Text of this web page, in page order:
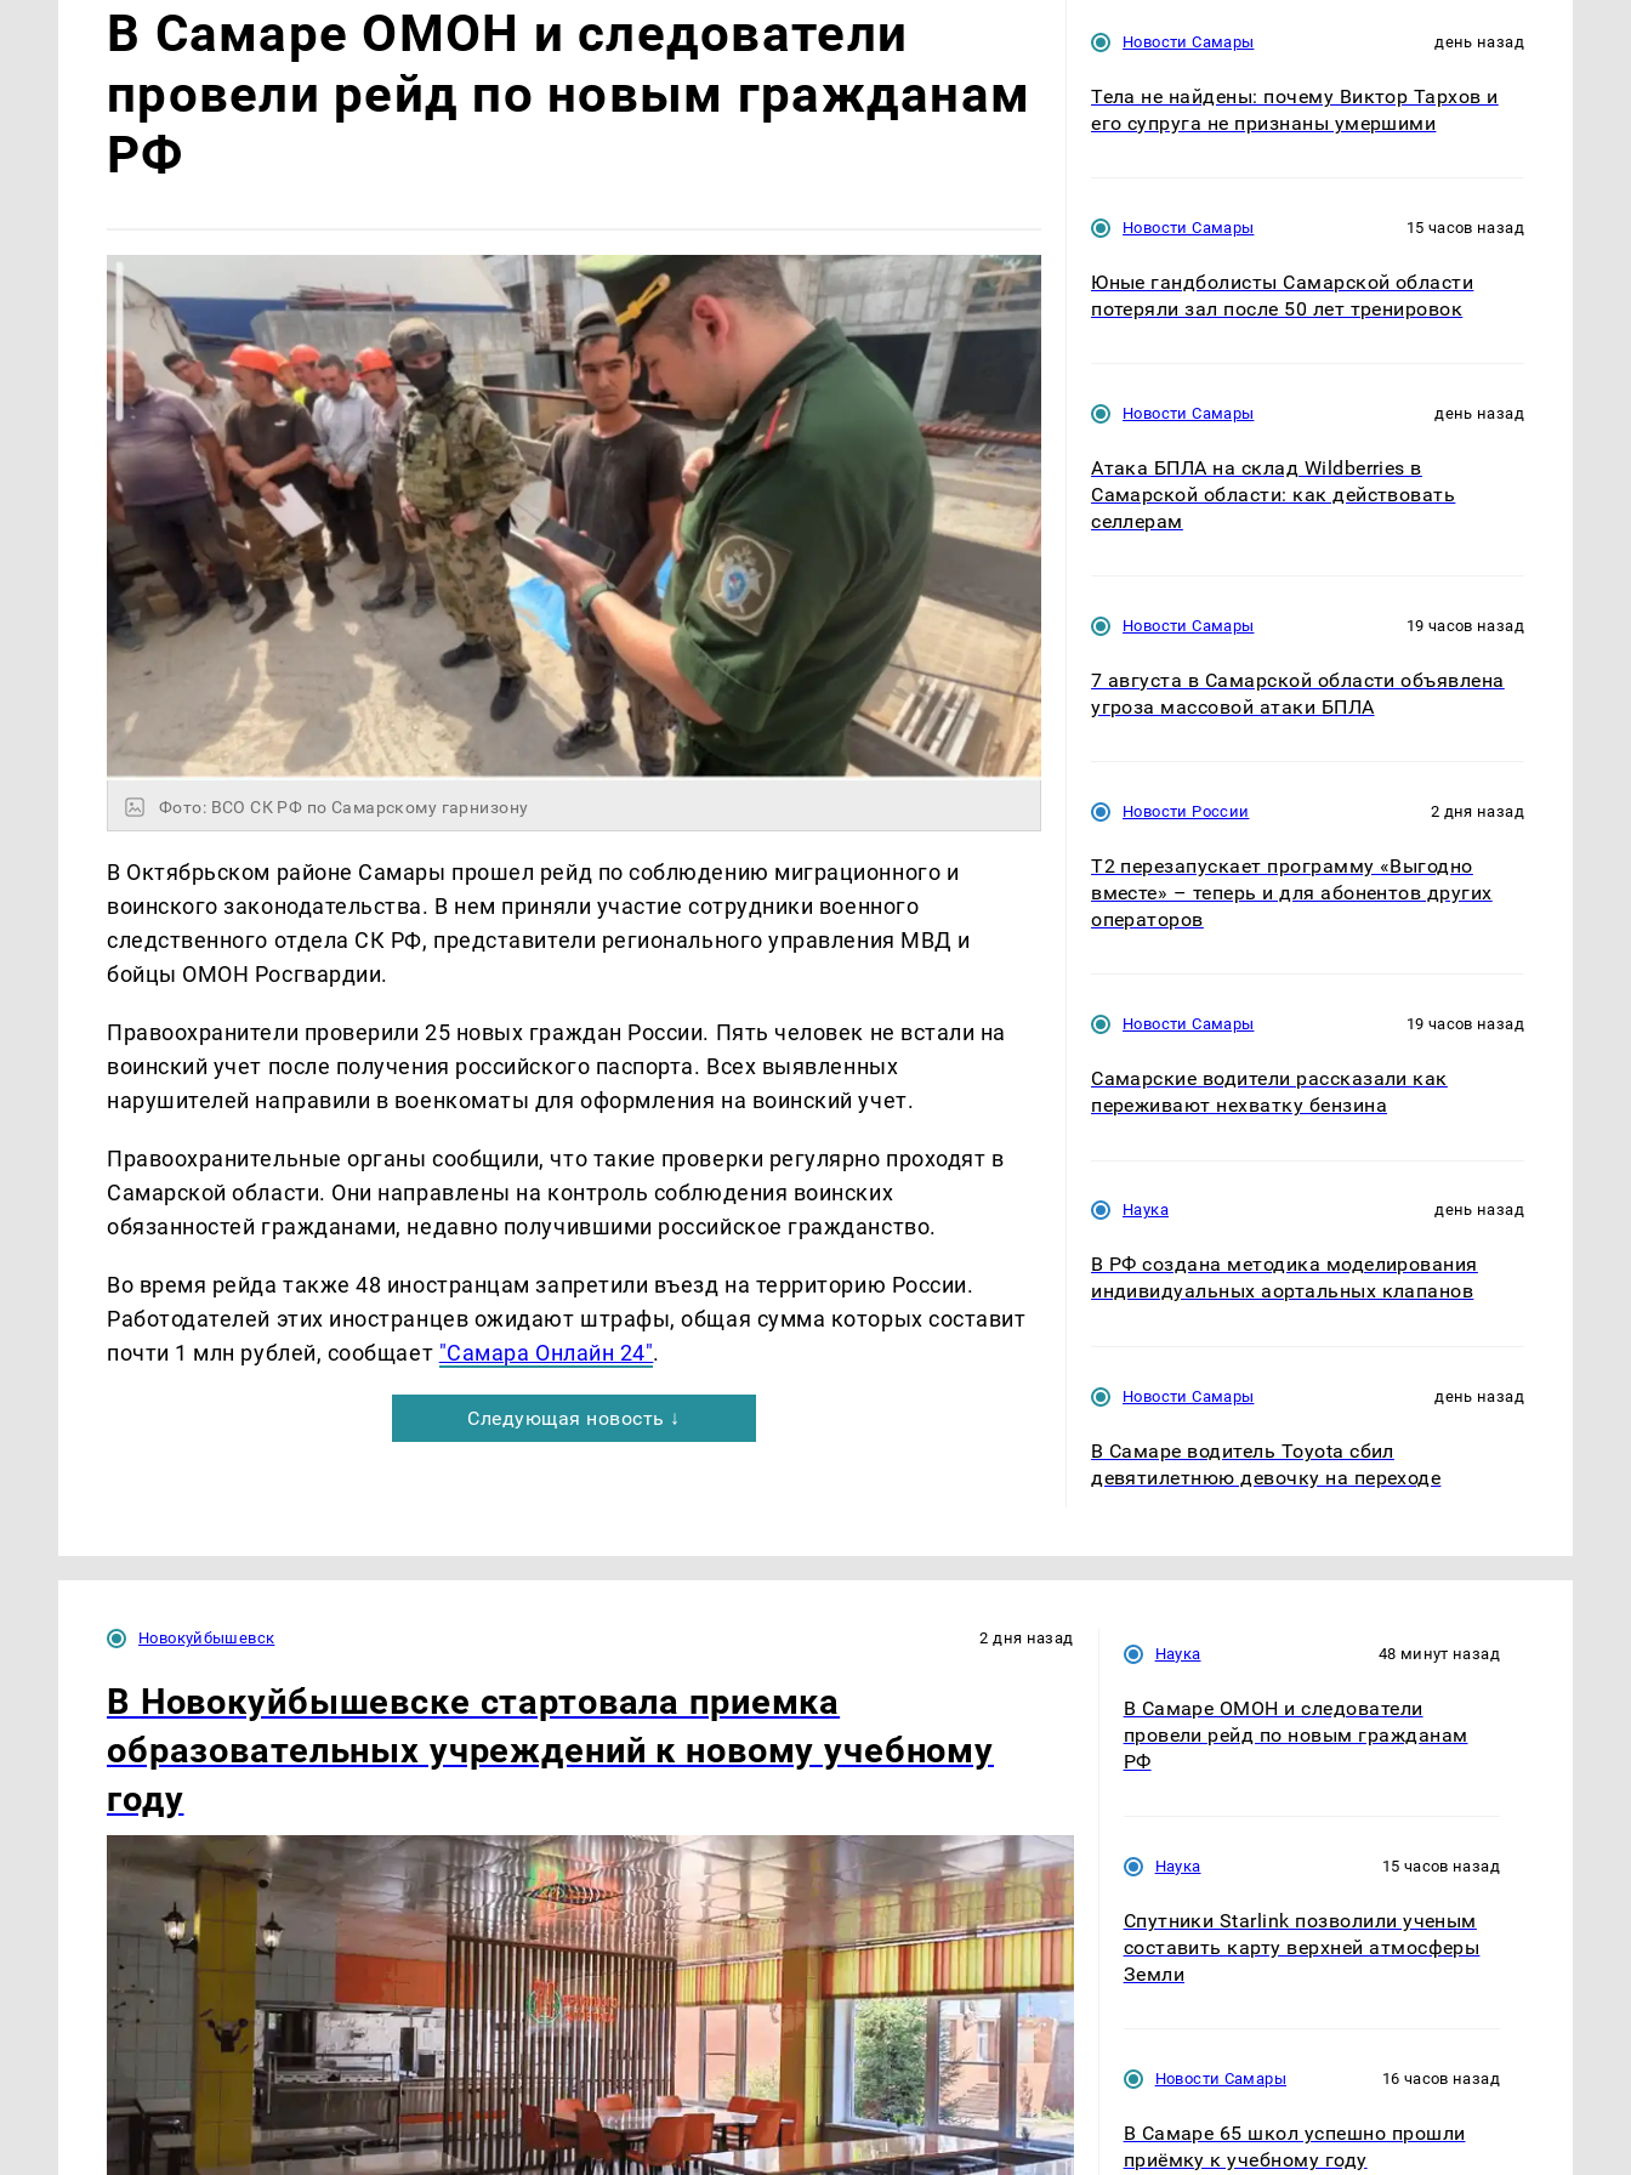
В Самаре ОМОН и следователи
провели рейд по новым гражданам
РФ
Фото: ВСО СК РФ по Самарскому гарнизону
В Октябрьском районе Самары прошел рейд по соблюдению миграционного и
воинского законодательства. В нем приняли участие сотрудники военного
следственного отдела СК РФ, представители регионального управления МВД и
бойцы ОМОН Росгвардии.
Правоохранители проверили 25 новых граждан России. Пять человек не встали на
воинский учет после получения российского паспорта. Всех выявленных
нарушителей направили в военкоматы для оформления на воинский учет.
Правоохранительные органы сообщили, что такие проверки регулярно проходят в
Самарской области. Они направлены на контроль соблюдения воинских
обязанностей гражданами, недавно получившими российское гражданство.
Во время рейда также 48 иностранцам запретили въезд на территорию России.
Работодателей этих иностранцев ожидают штрафы, общая сумма которых составит
почти 1 млн рублей, сообщает "Самара Онлайн 24".
Следующая новость ↓
Новости Самары день назад
Тела не найдены: почему Виктор Тархов и
его супруга не признаны умершими
Новости Самары 15 часов назад
Юные гандболисты Самарской области
потеряли зал после 50 лет тренировок
Новости Самары день назад
Атака БПЛА на склад Wildberries в
Самарской области: как действовать
селлерам
Новости Самары 19 часов назад
7 августа в Самарской области объявлена
угроза массовой атаки БПЛА
Новости России 2 дня назад
Т2 перезапускает программу «Выгодно
вместе» – теперь и для абонентов других
операторов
Новости Самары 19 часов назад
Самарские водители рассказали как
переживают нехватку бензина
Наука день назад
В РФ создана методика моделирования
индивидуальных аортальных клапанов
Новости Самары день назад
В Самаре водитель Toyota сбил
девятилетнюю девочку на переходе
Новокуйбышевск 2 дня назад
В Новокуйбышевске стартовала приемка
образовательных учреждений к новому учебному
году
Наука 48 минут назад
В Самаре ОМОН и следователи
провели рейд по новым гражданам
РФ
Наука 15 часов назад
Спутники Starlink позволили ученым
составить карту верхней атмосферы
Земли
Новости Самары 16 часов назад
В Самаре 65 школ успешно прошли
приёмку к учебному году